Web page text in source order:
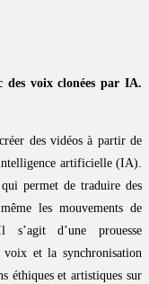
des voix clonées par IA.
des vidéos à partir de
artificielle (IA).
permet de traduire des
les mouvements de
s’agit d’une prouesse
et la synchronisation
éthiques et artistiques sur